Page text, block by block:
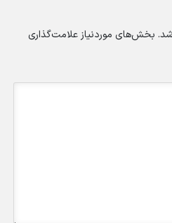
بخش‌های موردنیاز علامت‌گذاری